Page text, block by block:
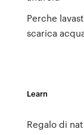
Perche
scarica
Learn
Regalo di